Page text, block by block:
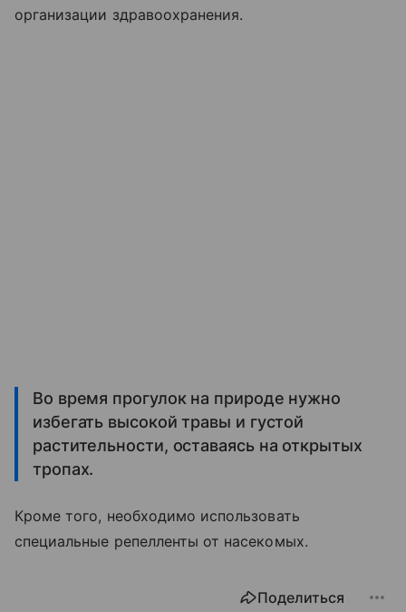
организации здравоохранения.
Во время прогулок на природе нужно
избегать высокой травы и густой
растительности, оставаясь на открытых
тропах.
Кроме того, необходимо использовать
специальные репелленты от насекомых.
Поделиться